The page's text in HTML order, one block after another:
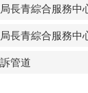
長青綜合服務中
長青綜合服務中
管道